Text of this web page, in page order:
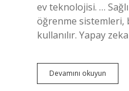
ev teknolojisi. …
öğrenme sistemleri,
kullanılır. Yapay
Devamını okuyun
Zeka